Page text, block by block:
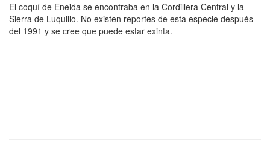
El coquí de Eneida se encontraba en la Cordillera Central y la
Sierra de Luquillo. No existen reportes de esta especie después
del 1991 y se cree que puede estar exinta.